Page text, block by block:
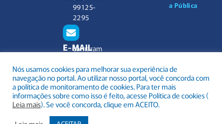
99125-
2295
E-MAIL
camaram
barbacen
a.mg.gov.
br
a Pública
Nós usamos cookies para melhorar sua experiência de
navegação no portal. Ao utilizar nosso portal, você concorda com
a política de monitoramento de cookies. Para ter mais
informações sobre como isso é feito, acesse Política de cookies (
Leia mais). Se você concorda, clique em ACEITO.